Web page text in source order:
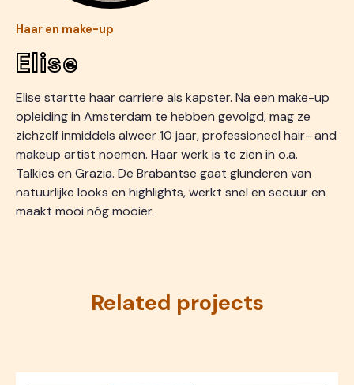
Haar en make-up
Elise
Elise startte haar carriere als kapster. Na een make-up
opleiding in Amsterdam te hebben gevolgd, mag ze
zichzelf inmiddels alweer 10 jaar, professioneel hair- and
makeup artist noemen. Haar werk is te zien in o.a.
Talkies en Grazia. De Brabantse gaat glunderen van
natuurlijke looks en highlights, werkt snel en secuur en
maakt mooi nóg mooier.
Related projects